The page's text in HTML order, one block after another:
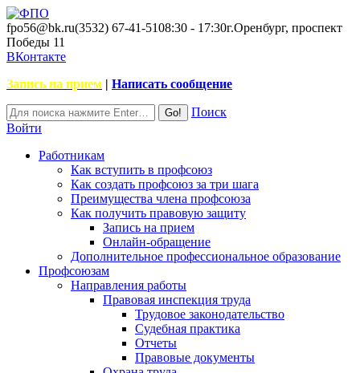
fpo56@bk.ru(3532) 67-41-5108:30 - 17:30г.Оренбург, проспект
Победы 11
ВКонтакте
Запись на прием | Написать сообщение
Поиск
Войти
Работникам
Как вступить в профсоюз
Как создать профсоюз за три шага
Преимущества члена профсоюза
Как получить правовую защиту
Запись на прием
Онлайн-обращение
Дополнительное профессиональное образование
Профсоюзам
Направления работы
Правовая инспекция труда
Трудовое законодательство
Судебная практика
Отчеты
Правовые документы